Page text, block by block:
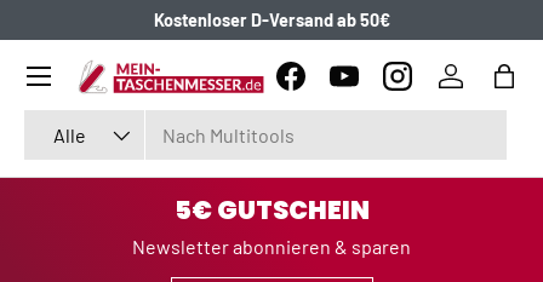
DIREKT ZUM INHALT
Kostenloser D-Versand ab 50€
Alle
FacebookYouTubeInstagramEinloggen
Menü
5€ GUTSCHEIN
Newsletter abonnieren & sparen